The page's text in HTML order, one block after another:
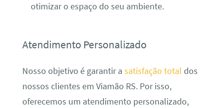
otimizar o espaço do seu ambiente.
Atendimento Personalizado
Nosso objetivo é garantir a satisfação total dos
nossos clientes em Viamão RS. Por isso,
oferecemos um atendimento personalizado,